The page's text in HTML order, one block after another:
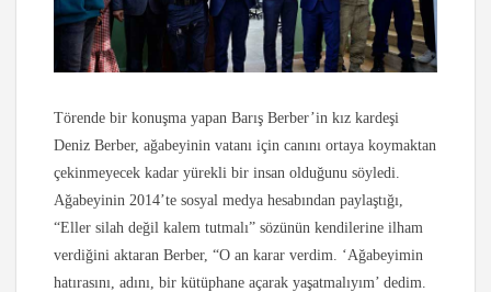
Törende bir konuşma yapan Barış Berber’in kız kardeşi
Deniz Berber, ağabeyinin vatanı için canını ortaya koymaktan
çekinmeyecek kadar yürekli bir insan olduğunu söyledi.
Ağabeyinin 2014’te sosyal medya hesabından paylaştığı,
“Eller silah değil kalem tutmalı” sözünün kendilerine ilham
verdiğini aktaran Berber, “O an karar verdim. ‘Ağabeyimin
hatırasını, adını, bir kütüphane açarak yaşatmalıyım’ dedim.